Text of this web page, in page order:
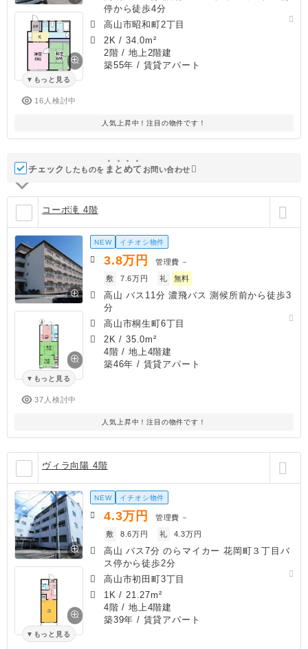
もっと見る
16人検討中
停から徒歩4分
高山市昭和町2丁目
2K /34.0m²
2階 / 地上2階建
築55年 / 賃貸アパート
人気上昇中！注目の物件です！
チェック したものを ま と めて お問い合わせ
コーポ滝 4階
もっと見る
37人検討中
NEW イチオシ物件
3.8万円 管理費 －
敷
7.6万円 礼 無料
高山 バス11分 濃飛バス 測候所前から徒歩3
分
高山市桐生町6丁目
2K /35.0m²
4階 / 地上4階建
築46年 / 賃貸アパート
人気上昇中！注目の物件です！
ヴィラ向陽 4階
もっと見る
NEW イチオシ物件
4.3万円 管理費 －
敷
8.6万円 礼 4.3万円
高山 バス7分 のらマイカー 花岡町３丁目バ
ス停から徒歩2分
高山市初田町3丁目
1K / 21.27m²
4階 / 地上4階建
築39年 / 賃貸アパート